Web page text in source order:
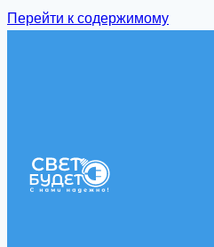
Перейти к содержимому